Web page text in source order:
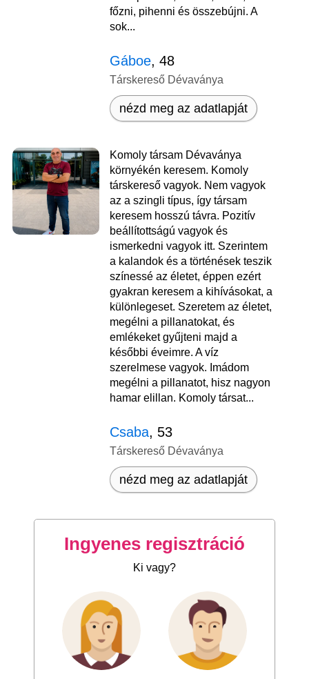
főzni, pihenni és összebújni. A
sok...
Gáboe, 48
Társkereső Dévaványa
nézd meg az adatlapját
Komoly társam Dévaványa
környékén keresem. Komoly
társkereső vagyok. Nem vagyok
az a szingli típus, így társam
keresem hosszú távra. Pozitív
beállítottságú vagyok és
ismerkedni vagyok itt. Szerintem
a kalandok és a történések teszik
színessé az életet, éppen ezért
gyakran keresem a kihívásokat, a
különlegeset. Szeretem az életet,
megélni a pillanatokat, és
emlékeket gyűjteni majd a
későbbi éveimre. A víz
szerelmese vagyok. Imádom
megélni a pillanatot, hisz nagyon
hamar elillan. Komoly társat...
Csaba, 53
Társkereső Dévaványa
nézd meg az adatlapját
Ingyenes regisztráció
Ki vagy?